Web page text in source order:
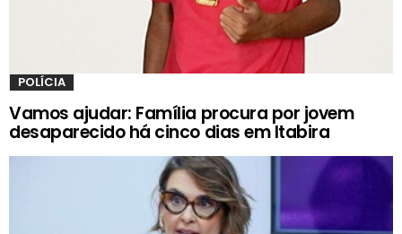
POLÍCIA
Vamos ajudar: Família procura por jovem
desaparecido há cinco dias em Itabira